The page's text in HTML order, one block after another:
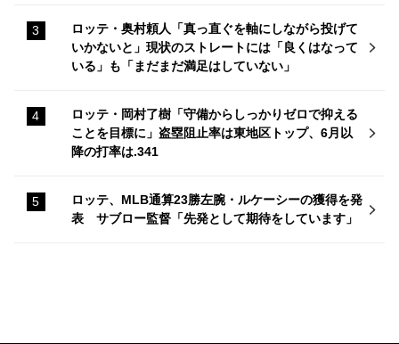
ロッテ・奥村頼人「真っ直ぐを軸にしながら投げて
いかないと」現状のストレートには「良くはなって
いる」も「まだまだ満足はしていない」
ロッテ・岡村了樹「守備からしっかりゼロで抑える
ことを目標に」盗塁阻止率は東地区トップ、6月以
降の打率は.341
ロッテ、MLB通算23勝左腕・ルケーシーの獲得を発
表 サブロー監督「先発として期待をしています」